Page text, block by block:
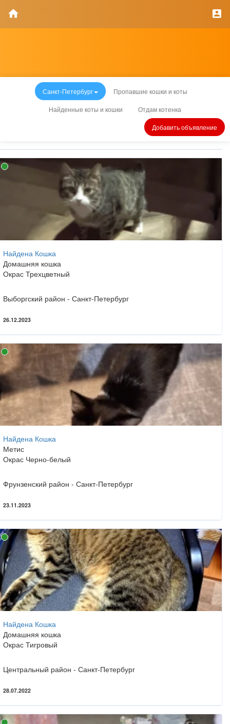
Санкт-Петербург Пропавшие кошки и коты
Найденные коты и кошки Отдам котенка
Добавить объявление
Найдена Кошка
Домашняя кошка
Окрас Трехцветный
Выборгский район - Санкт-Петербург
26.12.2023
Найдена Кошка
Метис
Окрас Черно-белый
Фрунзенский район - Санкт-Петербург
23.11.2023
Найдена Кошка
Домашняя кошка
Окрас Тигровый
Центральный район - Санкт-Петербург
28.07.2022